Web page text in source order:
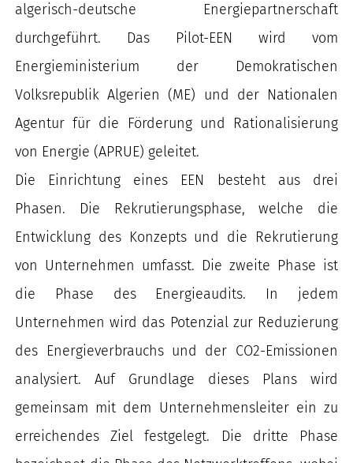
algerisch-deutsche Energiepartnerschaft
durchgeführt. Das Pilot-EEN wird vom
Energieministerium der Demokratischen
Volksrepublik Algerien (ME) und der Nationalen
Agentur für die Förderung und Rationalisierung
von Energie (APRUE) geleitet.
Die Einrichtung eines EEN besteht aus drei
Phasen. Die Rekrutierungsphase, welche die
Entwicklung des Konzepts und die Rekrutierung
von Unternehmen umfasst. Die zweite Phase ist
die Phase des Energieaudits. In jedem
Unternehmen wird das Potenzial zur Reduzierung
des Energieverbrauchs und der CO2-Emissionen
analysiert. Auf Grundlage dieses Plans wird
gemeinsam mit dem Unternehmensleiter ein zu
erreichendes Ziel festgelegt. Die dritte Phase